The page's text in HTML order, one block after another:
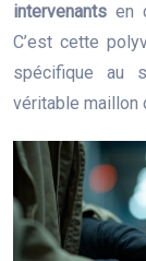
intervenants en
C’est cette
spécifique au
véritable maillon